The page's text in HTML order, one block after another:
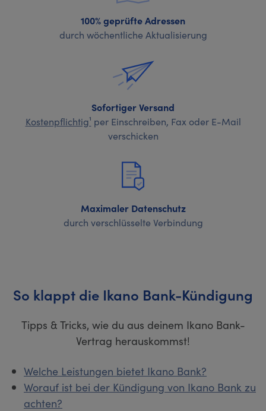
100% geprüfte Adressen
durch wöchentliche Aktualisierung
Sofortiger Versand
Kostenpflichtig¹ per Einschreiben, Fax oder E-Mail
verschicken
Maximaler Datenschutz
durch verschlüsselte Verbindung
So klappt die Ikano Bank-Kündigung
Tipps & Tricks, wie du aus deinem Ikano Bank-
Vertrag herauskommst!
Welche Leistungen bietet Ikano Bank?
Worauf ist bei der Kündigung von Ikano Bank zu
achten?